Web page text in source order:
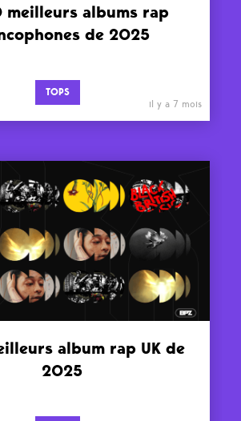
meilleurs albums rap
de 2025
TOPS
il y a 7 mois
album rap UK de
2025